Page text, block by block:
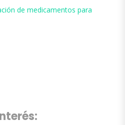
de medicamentos para